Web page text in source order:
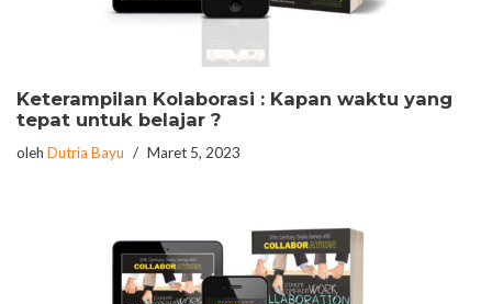
Keterampilan Kolaborasi : Kapan waktu yang
tepat untuk belajar ?
oleh Dutria Bayu Maret 5, 2023